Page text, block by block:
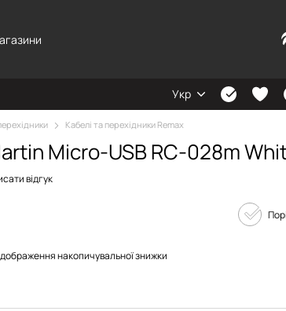
Укр
Кабелі та перехідники Remax
Micro-USB RC-028m
відгук
накопичувальної знижки